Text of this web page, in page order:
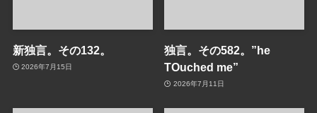
新独言。その132。
2026年7月15日
独言。その582。”he
TOuched me”
2026年7月11日